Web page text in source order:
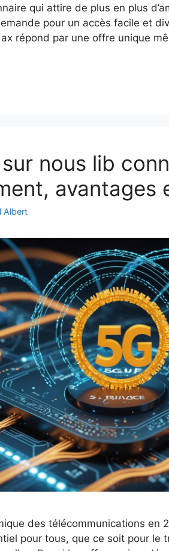
qui attire de plus en plus
pour un accès facile et
répond par une offre unique
nous lib
avantages
Albert
des télécommunications en
pour tous, que ce soit pour le